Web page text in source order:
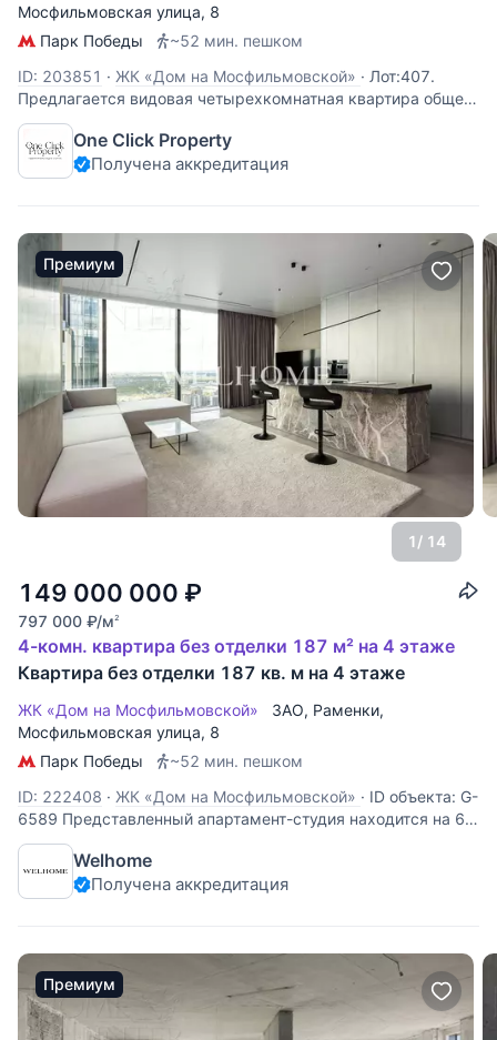
Мосфильмовская улица, 8
Парк Победы
~52 мин. пешком
ID: 203851 · ЖК «Дом на Мосфильмовской» · Лот:407.
Предлагается видовая четырехкомнатная квартира общей
площадью 140 кв.м в ЖК "Дом на Мосфильмовской".
Квартира без отделки, свободной планировки. Из окон
открываются чудесные виды на Гольф-клуб. Есть
One Click Property
Получена аккредитация
Премиум
1/ 14
149 000 000 ₽
797 000 ₽/м2
4-комн. квартира без отделки 187 м² на 4 этаже
Квартира без отделки 187 кв. м на 4 этаже
ЖК «Дом на Мосфильмовской» ЗАО, Раменки,
Мосфильмовская улица, 8
Парк Победы
~52 мин. пешком
ID: 222408 · ЖК «Дом на Мосфильмовской» · ID объекта: G-
6589 Представленный апартамент-студия находится на 66
этаже МФК NEVA TOWERS, с шикарным дизайнерским
ремонтом и превосходными видовыми характеристиками.
Выполнена качественная отделка из дорогостоящих
Welhome
Получена аккредитация
Премиум